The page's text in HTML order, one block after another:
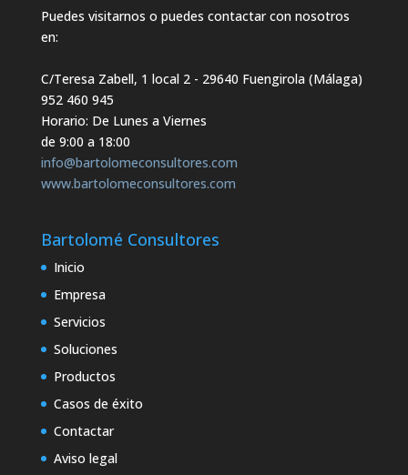
Puedes visitarnos o puedes contactar con nosotros
en:
C/Teresa Zabell, 1 local 2- 29640 Fuengirola (Málaga)
952 460 945
Horario: De Lunes a Viernes
de 9:00 a 18:00
info@bartolomeconsultores.com
www.bartolomeconsultores.com
Bartolomé Consultores
Inicio
Empresa
Servicios
Soluciones
Productos
Casos de éxito
Contactar
Aviso legal